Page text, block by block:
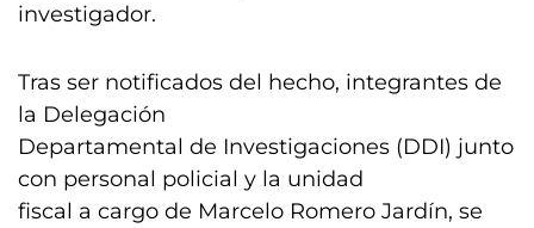
investigador.
Tras ser notificados del hecho, integrantes de
la Delegación
Departamental de Investigaciones (DDI) junto
con personal policial y la unidad
fiscal a cargo de Marcelo Romero Jardín, se